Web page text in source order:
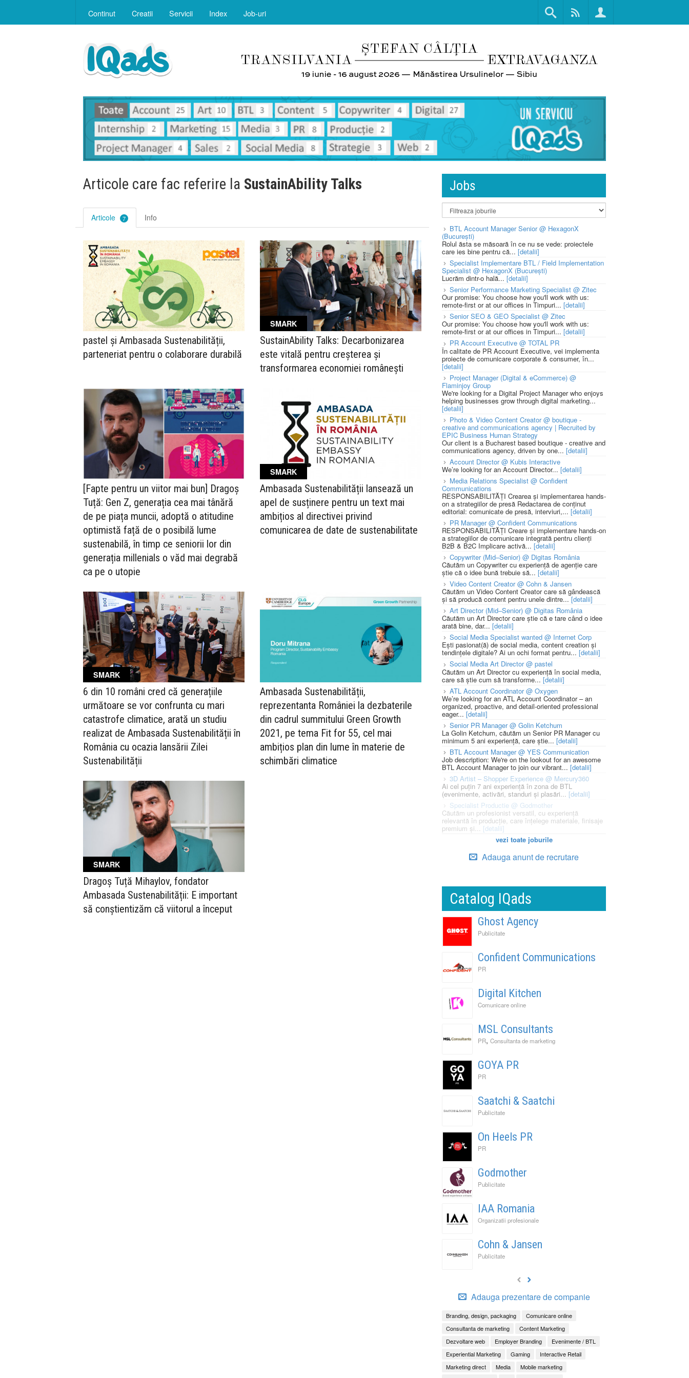
Continut Creatii Servicii Index Job-uri
Articole care fac referire la SustainAbility Talks
Articole 7 Info
pastel și Ambasada Sustenabilității,
parteneriat pentru o colaborare durabilă
SMARK
SustainAbility Talks: Decarbonizarea
este vitală pentru creșterea și
transformarea economiei românești
[Fapte pentru un viitor mai bun] Dragoș
Tuță: Gen Z, generația cea mai tânără
de pe piața muncii, adoptă o atitudine
optimistă față de o posibilă lume
sustenabilă, în timp ce seniorii lor din
generația millenials o văd mai degrabă
ca pe o utopie
SMARK
Ambasada Sustenabilității lansează un
apel de susținere pentru un text mai
ambițios al directivei privind
comunicarea de date de sustenabilitate
SMARK
6 din 10 români cred că generațiile
următoare se vor confrunta cu mari
catastrofe climatice, arată un studiu
realizat de Ambasada Sustenabilității în
România cu ocazia lansării Zilei
Sustenabilității
Ambasada Sustenabilității,
reprezentanta României la dezbaterile
din cadrul summitului Green Growth
2021, pe tema Fit for 55, cel mai
ambițios plan din lume în materie de
schimbări climatice
SMARK
Dragoș Tuță Mihaylov, fondator
Ambasada Sustenabilității: E important
să conștientizăm că viitorul a început
Jobs
BTL Account Manager Senior @ HexagonX
(București)
Rolul ăsta se măsoară în ce nu se vede: proiectele
care ies bine pentru că... [detalii]
Specialist Implementare BTL / Field Implementation
Specialist @ HexagonX (București)
Lucrăm dintr-o hală... [detalii]
Senior Performance Marketing Specialist @ Zitec
Our promise: You choose how you'll work with us:
remote-first or at our offices in Timpuri... [detalii]
Senior SEO & GEO Specialist @ Zitec
Our promise: You choose how you'll work with us:
remote-first or at our offices in Timpuri... [detalii]
PR Account Executive @ TOTAL PR
În calitate de PR Account Executive, vei implementa
proiecte de comunicare corporate & consumer, în...
[detalii]
Project Manager (Digital & eCommerce) @
Flaminjoy Group
We're looking for a Digital Project Manager who enjoys
helping businesses grow through digital marketing...
[detalii]
Photo & Video Content Creator @ boutique -
creative and communications agency | Recruited by
EPIC Business Human Strategy
Our client is a Bucharest based boutique - creative and
communications agency, driven by one... [detalii]
Account Director @ Kubis Interactive
We’re looking for an Account Director... [detalii]
Media Relations Specialist @ Confident
Communications
RESPONSABILITĂȚI Crearea și implementarea hands-
on a strategiilor de presă Redactarea de conținut
editorial: comunicate de presă, interviuri,... [detalii]
PR Manager @ Confident Communications
RESPONSABILITĂȚI Creare și implementare hands-on
a strategiilor de comunicare integrată pentru clienți
B2B & B2C Implicare activă... [detalii]
Copywriter (Mid–Senior) @ Digitas România
Căutăm un Copywriter cu experiență de agenție care
știe că o idee bună trebuie să... [detalii]
Video Content Creator @ Cohn & Jansen
Căutăm un Video Content Creator care să gândească
și să producă content pentru unele dintre... [detalii]
Art Director (Mid–Senior) @ Digitas România
Căutăm un Art Director care știe că e tare când o idee
arată bine, dar... [detalii]
Social Media Specialist wanted @ Internet Corp
Ești pasionat(ă) de social media, content creation și
tendințele digitale? Ai un ochi format pentru... [detalii]
Social Media Art Director @ pastel
Căutăm un Art Director cu experiență în social media,
care să știe cum să transforme... [detalii]
ATL Account Coordinator @ Oxygen
We’re looking for an ATL Account Coordinator – an
organized, proactive, and detail-oriented professional
eager... [detalii]
Senior PR Manager @ Golin Ketchum
La Golin Ketchum, căutăm un Senior PR Manager cu
minimum 5 ani experiență, care știe... [detalii]
BTL Account Manager @ YES Communication
Job description: We're on the lookout for an awesome
BTL Account Manager to join our vibrant... [detalii]
3D Artist – Shopper Experience @ Mercury360
Ai cel puțin 7 ani experiență în zona de BTL
(evenimente, activări, standuri și plasări... [detalii]
Specialist Productie @ Godmother
Căutăm un profesionist versatil, cu experiență
relevantă în producție, care înțelege materiale, finisaje
premium și... [detalii]
vezi toate joburile
Adauga anunt de recrutare
Catalog IQads
Ghost Agency
Publicitate
Confident Communications
PR
Digital Kitchen
Comunicare online
MSL Consultants
PR, Consultanta de marketing
GOYA PR
PR
Saatchi & Saatchi
Publicitate
On Heels PR
PR
Godmother
Publicitate
IAA Romania
Organizatii profesionale
Cohn & Jansen
Publicitate
Adauga prezentare de companie
Branding, design, packaging
Comunicare online
Consultanta de marketing
Content Marketing
Dezvoltare web
Employer Branding
Evenimente / BTL
Experiential Marketing
Gaming
Interactive Retail
Marketing direct
Media
Mobile marketing